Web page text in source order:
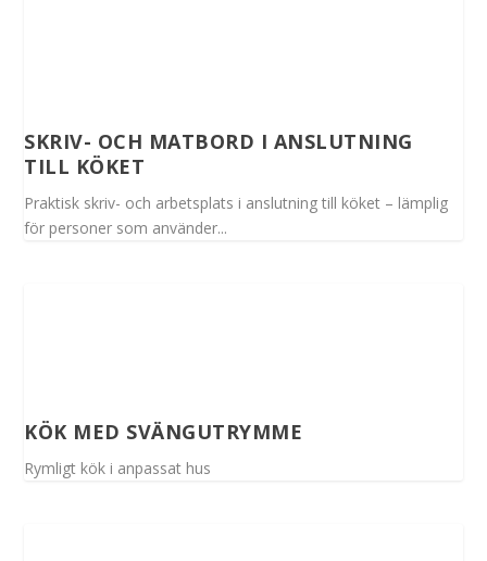
SKRIV- OCH MATBORD I ANSLUTNING
TILL KÖKET
Praktisk skriv- och arbetsplats i anslutning till köket – lämplig
för personer som använder...
KÖK MED SVÄNGUTRYMME
Rymligt kök i anpassat hus